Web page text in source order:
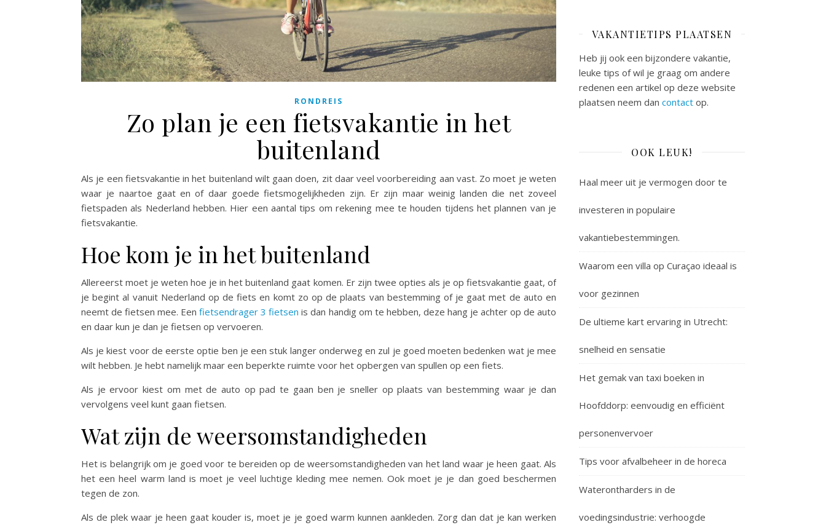
RONDREIS
Zo plan je een fietsvakantie in het
buitenland
Als je een fietsvakantie in het buitenland wilt gaan doen, zit daar veel voorbereiding aan vast. Zo moet je weten
waar je naartoe gaat en of daar goede fietsmogelijkheden zijn. Er zijn maar weinig landen die net zoveel
fietspaden als Nederland hebben. Hier een aantal tips om rekening mee te houden tijdens het plannen van je
fietsvakantie.
Hoe kom je in het buitenland
Allereerst moet je weten hoe je in het buitenland gaat komen. Er zijn twee opties als je op fietsvakantie gaat, of
je begint al vanuit Nederland op de fiets en komt zo op de plaats van bestemming of je gaat met de auto en
neemt de fietsen mee. Eenfietsendrager 3 fietsen is dan handig om te hebben, deze hang je achter op de auto
en daar kun je dan je fietsen op vervoeren.
Als je kiest voor de eerste optie ben je een stuk langer onderweg en zul je goed moeten bedenken wat je mee
wilt hebben. Je hebt namelijk maar een beperkte ruimte voor het opbergen van spullen op een fiets.
Als je ervoor kiest om met de auto op pad te gaan ben je sneller op plaats van bestemming waar je dan
vervolgens veel kunt gaan fietsen.
Wat zijn de weersomstandigheden
Het is belangrijk om je goed voor te bereiden op de weersomstandigheden van het land waar je heen gaat. Als
het een heel warm land is moet je veel luchtige kleding mee nemen. Ook moet je je dan goed beschermen
tegen de zon.
Als de plek waar je heen gaat kouder is, moet je je goed warm kunnen aankleden. Zorg dan dat je kan werken
VAKANTIETIPS PLAATSEN
Heb jij ook een bijzondere vakantie,
leuke tips of wil je graag om andere
redenen een artikel op deze website
plaatsen neem dan contact op.
OOK LEUK!
Haal meer uit je vermogen door te
investeren in populaire
vakantiebestemmingen.
Waarom een villa op Curaçao ideaal is
voor gezinnen
De ultieme kart ervaring in Utrecht:
snelheid en sensatie
Het gemak van taxi boeken in
Hoofddorp: eenvoudig en efficiënt
personenvervoer
Tips voor afvalbeheer in de horeca
Waterontharders in de
voedingsindustrie: verhoogde